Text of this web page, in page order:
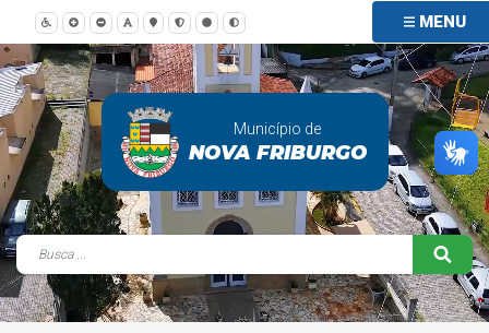
MENU
Município de
NOVA FRIBURGO